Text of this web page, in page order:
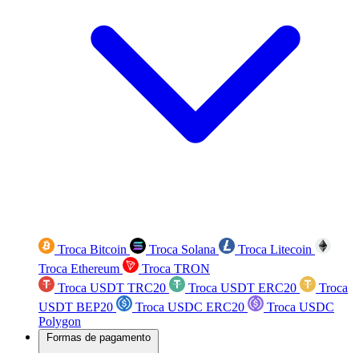
Troca Bitcoin Troca Solana
Troca Litecoin
Troca Ethereum
Troca TRON
Troca USDT TRC20
Troca USDT ERC20
Troca
USDT BEP20
Troca USDC ERC20
Troca USDC
Polygon
Formas de pagamento